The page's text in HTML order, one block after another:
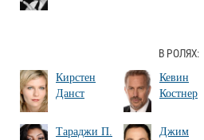
В РОЛЯХ:
Кирстен
Данст
Кевин
Костнер
Тараджи П.
Джим